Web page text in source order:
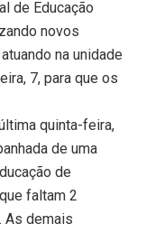
de Educação
novos
na unidade
7, para que os
quinta-feira,
de uma
de
faltam 2
As demais